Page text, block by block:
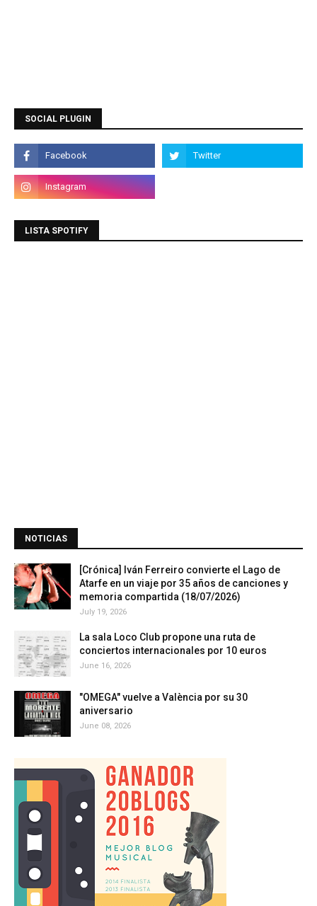
SOCIAL PLUGIN
LISTA SPOTIFY
NOTICIAS
[Crónica] Iván Ferreiro convierte el Lago de
Atarfe en un viaje por 35 años de canciones y
memoria compartida (18/07/2026)
July 19, 2026
La sala Loco Club propone una ruta de
conciertos internacionales por 10 euros
June 16, 2026
"OMEGA" vuelve a València por su 30
aniversario
June 08, 2026